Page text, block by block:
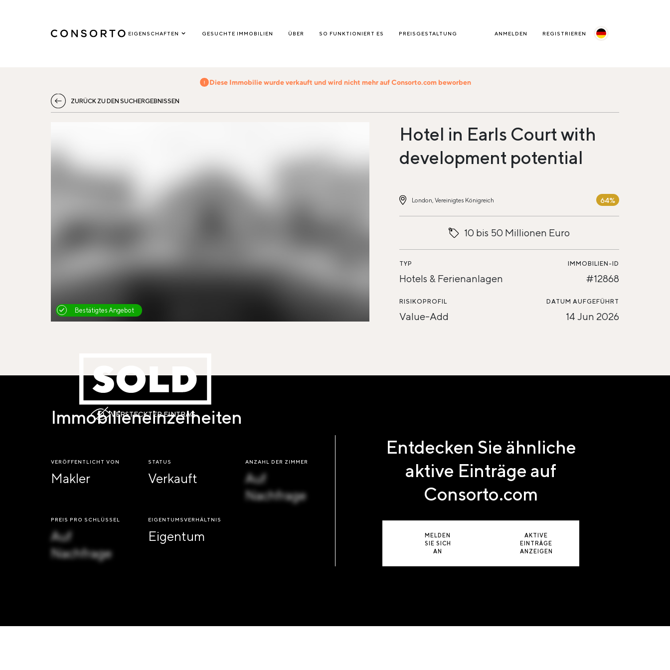
EIGENSCHAFTEN GESUCHTE IMMOBILIEN ÜBER SO FUNKTIONIERT ES PREISGESTALTUNG ANMELDEN REGISTRIEREN
Diese Immobilie wurde verkauft und wird nicht mehr auf Consorto.com beworben
ZURÜCK ZU DEN SUCHERGEBNISSEN
Bestätigtes Angebot
VERSTECKTER EINTRAG
Hotel in Earls Court with
development potential
London, Vereinigtes Königreich 64%
10 bis 50 Millionen Euro
TYP
Hotels & Ferienanlagen
IMMOBILIEN-ID
#12868
RISIKOPROFIL
Value-Add
DATUM AUFGEFÜHRT
14 Jun 2026
Immobilieneinzelheiten
VERÖFFENTLICHT VON
Makler
STATUS
Verkauft
ANZAHL DER ZIMMER
Auf
Nachfrage
PREIS PRO SCHLÜSSEL
Auf
Nachfrage
EIGENTUMSVERHÄLTNIS
Eigentum
Entdecken Sie ähnliche
aktive Einträge auf
Consorto.com
MELDEN
SIE SICH
AN
AKTIVE
EINTRÄGE
ANZEIGEN